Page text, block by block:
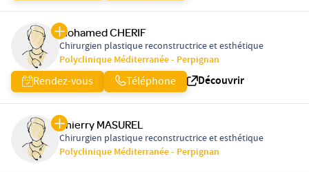
Mohamed CHERIF
Chirurgien plastique reconstructrice et esthétique
Polyclinique Méditerranée - Perpignan
Rendez-vous Téléphone Découvrir
Thierry MASUREL
Chirurgien plastique reconstructrice et esthétique
Polyclinique Méditerranée - Perpignan